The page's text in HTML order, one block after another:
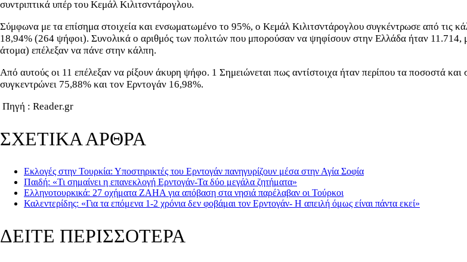
συντριπτικά υπέρ του Κεμάλ Κιλιτσντάρογλου.
Σύμφωνα με τα επίσημα στοιχεία και ενσωματωμένο το 95%, ο Κεμάλ Κιλιτσντάρογλου συγκέντρωσε από τις
18,94% (264 ψήφοι). Συνολικά ο αριθμός των πολιτών που μπορούσαν να ψηφίσουν στην Ελλάδα ήταν
άτομα) επέλεξαν να πάνε στην κάλπη.
Από αυτούς οι 11 επέλεξαν να ρίξουν άκυρη ψήφο. 1 Σημειώνεται πως αντίστοιχα ήταν περίπου τα ποσοστά
συγκεντρώνει 75,88% και τον Ερντογάν 16,98%.
Πηγή : Reader.gr
ΣΧΕΤΙΚΑ ΑΡΘΡΑ
Εκλογές στην Τουρκία: Υποστηρικτές του Ερντογάν πανηγυρίζουν μέσα στην Αγία Σοφία
Παιδή: «Τι σημαίνει η επανεκλογή Ερντογάν-Τα δύο μεγάλα ζητήματα»
Ελληνοτουρκικά: 27 οχήματα ZAHA για απόβαση στα νησιά παρέλαβαν οι Τούρκοι
Καλεντερίδης: «Για τα επόμενα 1-2 χρόνια δεν φοβάμαι τον Ερντογάν- Η απειλή όμως είναι πάντα εκεί»
ΔΕΙΤΕ ΠΕΡΙΣΣΟΤΕΡΑ